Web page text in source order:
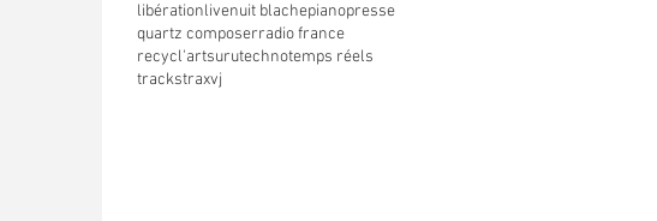
libérationlivenuit blachepianopresse
quartz composerradio france
recycl'artsurutechnotemps réels
trackstraxvj